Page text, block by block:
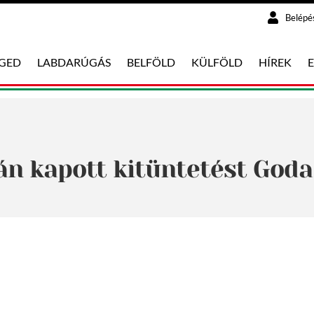
LABDARÚGÁS BELFÖLD KÜLFÖLD HÍREK
kapott kitüntetést